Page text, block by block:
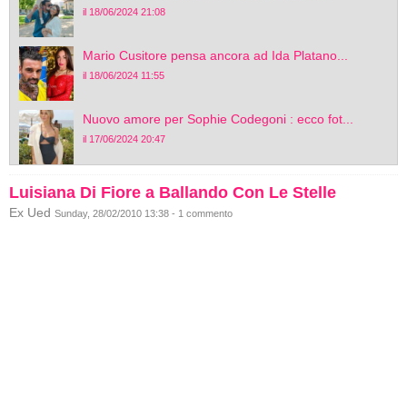
il 18/06/2024 21:08
Mario Cusitore pensa ancora ad Ida Platano...
il 18/06/2024 11:55
Nuovo amore per Sophie Codegoni : ecco fot...
il 17/06/2024 20:47
Luisiana Di Fiore a Ballando Con Le Stelle
Ex Ued Sunday, 28/02/2010 13:38 - 1 commento